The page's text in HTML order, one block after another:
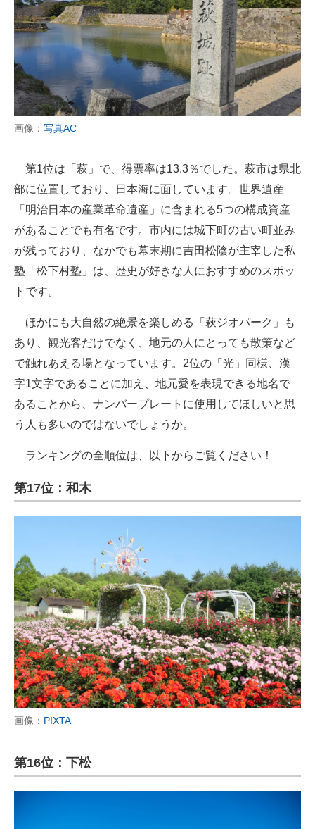
画像： 写真AC
第1位は「萩」で、得票率は13.3％でした。萩市は県北
部に位置しており、日本海に面しています。世界遺産
「明治日本の産業革命遺産」に含まれる5つの構成資産
があることでも有名です。市内には城下町の古い町並み
が残っており、なかでも幕末期に吉田松陰が主宰した私
塾「松下村塾」は、歴史が好きな人におすすめのスポッ
トです。
ほかにも大自然の絶景を楽しめる「萩ジオパーク」も
あり、観光客だけでなく、地元の人にとっても散策など
で触れあえる場となっています。2位の「光」同様、漢
字1文字であることに加え、地元愛を表現できる地名で
あることから、ナンバープレートに使用してほしいと思
う人も多いのではないでしょうか。
ランキングの全順位は、以下からご覧ください！
第17位：和木
画像： PIXTA
第16位：下松